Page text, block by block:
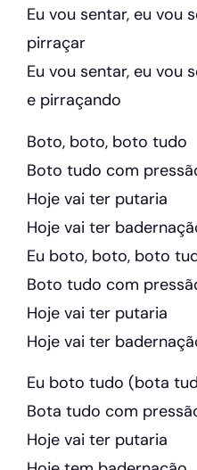
Eu vou sentar, eu vou
pirraçar
Eu vou sentar, eu vou
e pirraçando
Boto, boto, boto tudo
Boto tudo com
Hoje vai ter putaria
Hoje vai ter
Eu boto, boto, boto
Boto tudo com
Hoje vai ter putaria
Hoje vai ter
Eu boto tudo (bota
Bota tudo com
Hoje vai ter putaria